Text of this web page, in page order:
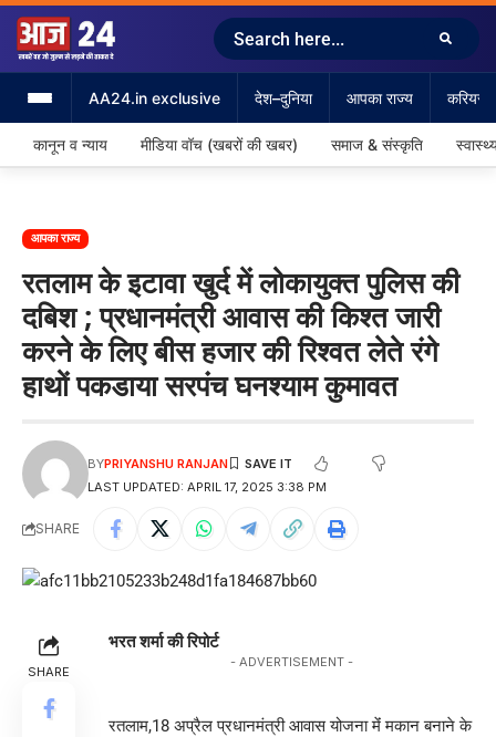
AA24.in exclusive देश–दुनिया आपका राज्य करियर
कानून व न्याय मीडिया वॉच (खबरों की खबर) समाज & संस्कृति
आपका राज्य
रतलाम के इटावा खुर्द में लोकायुक्त पुलिस की
दबिश ; प्रधानमंत्री आवास की किश्त जारी
करने के लिए बीस हजार की रिश्वत लेते रंगे
हाथों पकडाया सरपंच घनश्याम कुमावत
LAST UPDATED: APRIL 17, 2025 3:38 PM
BYPRIYANSHU RANJAN
SHARE
SHARE
भरत शर्मा की रिपोर्ट
- ADVERTISEMENT -
रतलाम,18 अप्रैल प्रधानमंत्री आवास योजना मेंं मकान बनाने के